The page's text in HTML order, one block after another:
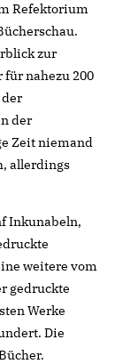
Refektorium
zur
nahezu 200
der
Zeit niemand
allerdings
Inkunabeln,
weitere vom
gedruckte
Werke
Die